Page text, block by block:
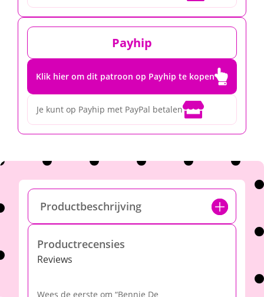
Payhip
Klik hier om dit patroon op Payhip te kopen
Je kunt op Payhip met PayPal betalen
Productbeschrijving
Productrecensies
Reviews
Wees de eerste om “Bennie De